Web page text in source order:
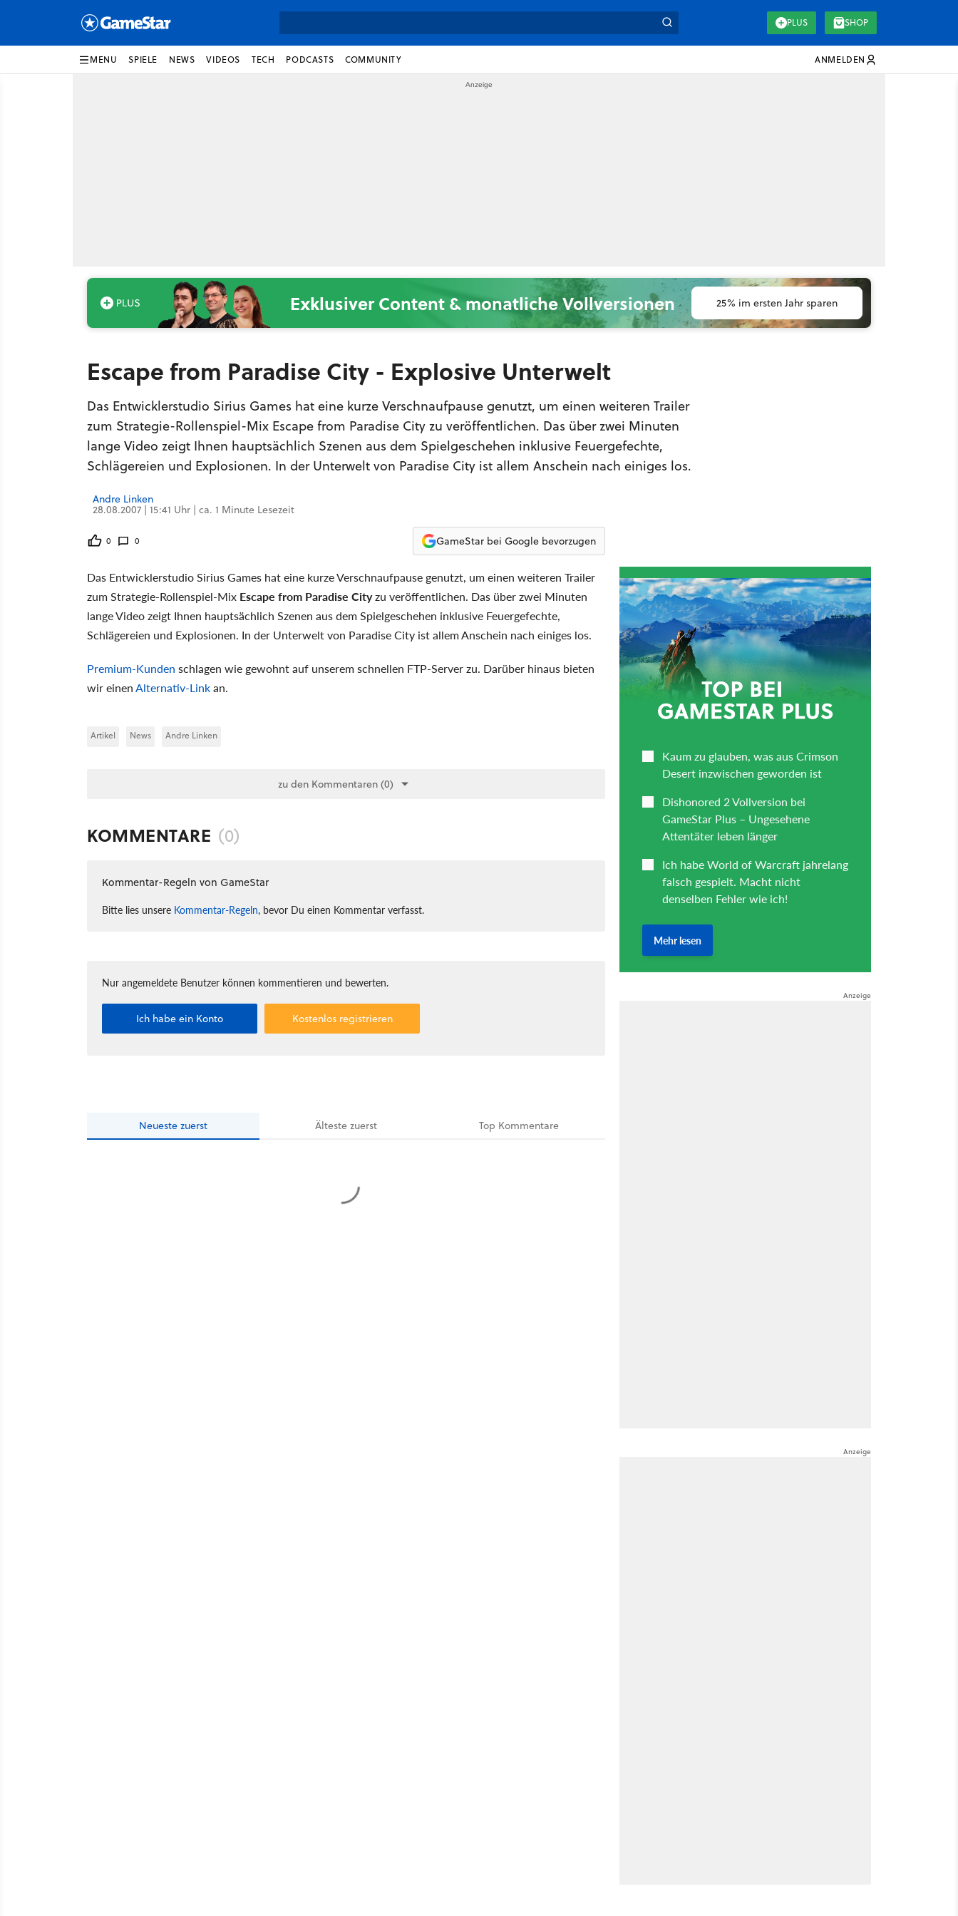
PLUS SHOP
MENU SPIELE NEWS VIDEOS TECH PODCASTS COMMUNITY ANMELDEN
Exklusiver Content & monatliche Vollversionen 25% im ersten Jahr sparen
Escape from Paradise City - Explosive Unterwelt
Das Entwicklerstudio Sirius Games hat eine kurze Verschnaufpause genutzt, um einen weiteren Trailer
zum Strategie-Rollenspiel-Mix Escape from Paradise City zu veröffentlichen. Das über zwei Minuten
lange Video zeigt Ihnen hauptsächlich Szenen aus dem Spielgeschehen inklusive Feuergefechte,
Schlägereien und Explosionen. In der Unterwelt von Paradise City ist allem Anschein nach einiges los.
Andre Linken
28.08.2007 | 15:41 Uhr | ca. 1 Minute Lesezeit
0 0 GameStar bei Google bevorzugen
Das Entwicklerstudio Sirius Games hat eine kurze Verschnaufpause genutzt, um einen weiteren Trailer
zum Strategie-Rollenspiel-Mix Escape from Paradise Cityzu veröffentlichen. Das über zwei Minuten
lange Video zeigt Ihnen hauptsächlich Szenen aus dem Spielgeschehen inklusive Feuergefechte,
Schlägereien und Explosionen. In der Unterwelt von Paradise City ist allem Anschein nach einiges los.
Premium-Kunden schlagen wie gewohnt auf unserem schnellen FTP-Server zu. Darüber hinaus bieten
wir einenAlternativ-Linkan.
Artikel News Andre Linken
zu den Kommentaren (0)
KOMMENTARE (0)
Kommentar-Regeln von GameStar
Bitte lies unsere Kommentar-Regeln, bevor Du einen Kommentar verfasst.
Nur angemeldete Benutzer können kommentieren und bewerten.
Ich habe ein Konto Kostenlos registrieren
Neueste zuerst Ältestezuerst Top Kommentare